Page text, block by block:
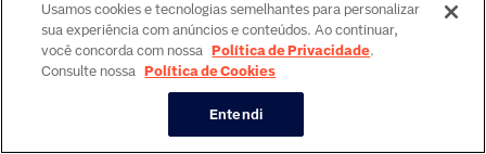
Usamos cookies e tecnologias semelhantes para personalizar
sua experiência com anúncios e conteúdos. Ao continuar,
você concorda com nossa Política de Privacidade.
Consulte nossa Política de Cookies
Entendi